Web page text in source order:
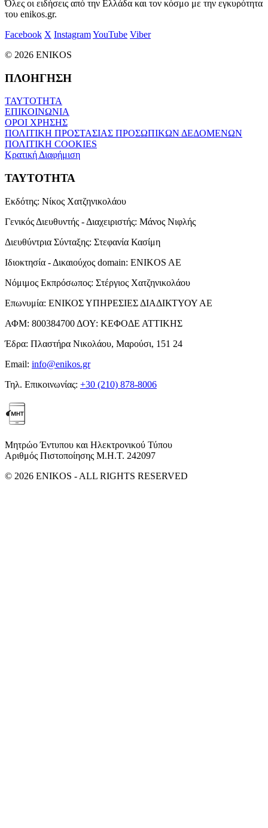
Όλες οι ειδήσεις από την Ελλάδα και τον κόσμο με την εγκυρότητα
του enikos.gr.
Facebook X InstagramYouTube Viber
© 2026 ENIKOS
ΠΛΟΗΓΗΣΗ
ΤΑΥΤΟΤΗΤΑ
ΕΠΙΚΟΙΝΩΝΙΑ
ΟΡΟΙ ΧΡΗΣΗΣ
ΠΟΛΙΤΙΚΗ ΠΡΟΣΤΑΣΙΑΣ ΠΡΟΣΩΠΙΚΩΝ ΔΕΔΟΜΕΝΩΝ
ΠΟΛΙΤΙΚΗ COOKIES
Κρατική Διαφήμιση
ΤΑΥΤΟΤΗΤΑ
Εκδότης: Νίκος Χατζηνικολάου
Γενικός Διευθυντής - Διαχειριστής: Μάνος Νιφλής
Διευθύντρια Σύνταξης: Στεφανία Κασίμη
Ιδιοκτησία - Δικαιούχος domain: ENIKOS AE
Νόμιμος Εκπρόσωπος: Στέργιος Χατζηνικολάου
Επωνυμία: ΕΝΙΚΟΣ ΥΠΗΡΕΣΙΕΣ ΔΙΑΔΙΚΤΥΟΥ ΑΕ
ΑΦΜ: 800384700 ΔΟΥ: ΚΕΦΟΔΕ ΑΤΤΙΚΗΣ
Έδρα: Πλαστήρα Νικολάου, Μαρούσι, 151 24
Email: info@enikos.gr
Τηλ. Επικοινωνίας: +30 (210) 878-8006
Μητρώο Έντυπου και Ηλεκτρονικού Τύπου
Αριθμός Πιστοποίησης Μ.Η.Τ. 242097
© 2026 ENIKOS - ALL RIGHTS RESERVED